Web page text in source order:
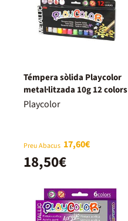
Témpera sòlida Playcolor
metal·litzada 10g 12 colors
Playcolor
Preu Abacus 17,60€
18,50€